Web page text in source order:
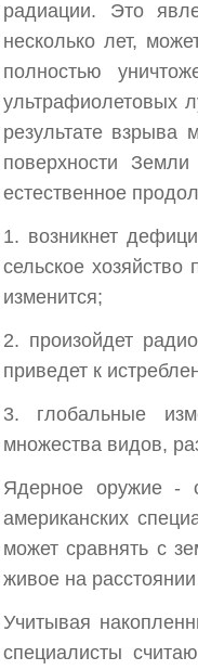
радиации. Это
несколько лет,
полностью
ультрафиолетовых
результате взрыва
поверхности
естественное
1. возникнет
сельское
изменится;
2. произойдет
приведет к
3. глобальные
множества видов,
Ядерное оружие -
американских
может сравнять с
живое на
Учитывая
специалисты